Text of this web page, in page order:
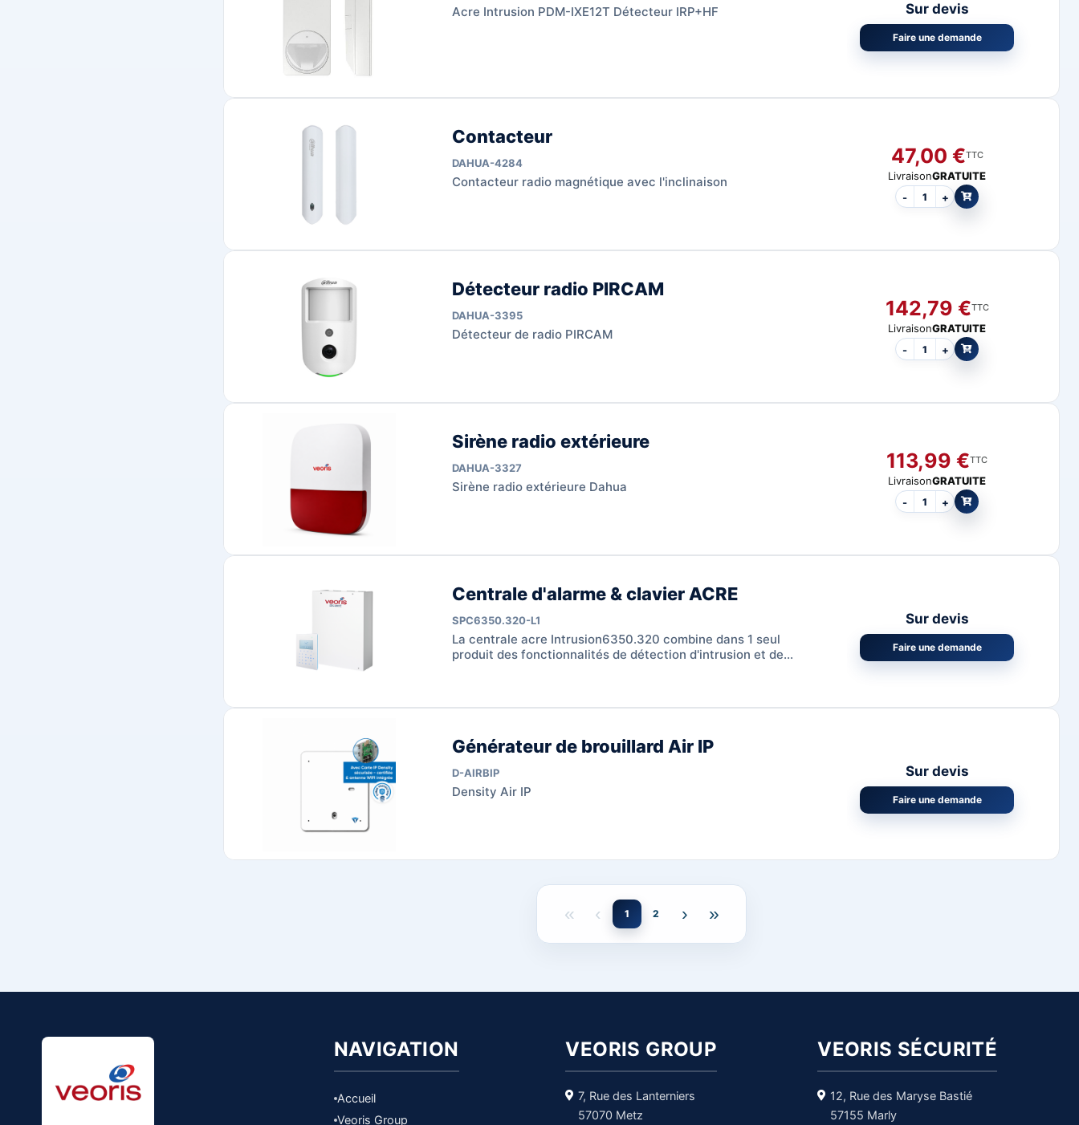
Acre Intrusion PDM-IXE12T Détecteur IRP+HF Sur devis
Faire une demande
Contacteur
DAHUA-4284
Contacteur radio magnétique avec l'inclinaison
47,00 €TTC
LivraisonGRATUITE
-
+
Détecteur radio PIRCAM
DAHUA-3395
Détecteur de radio PIRCAM
142,79 €TTC
LivraisonGRATUITE
-
+
Sirène radio extérieure
DAHUA-3327
Sirène radio extérieure Dahua
113,99 €TTC
LivraisonGRATUITE
-
+
Centrale d'alarme & clavier ACRE
SPC6350.320-L1
La centrale acre Intrusion6350.320 combine dans 1 seul
produit des fonctionnalités de détection d'intrusion et de
Sur devis
Faire une demande
Générateur de brouillard Air IP
D-AIRBIP
Density Air IP
Sur devis
Faire une demande
« ‹ 1 2 › »
NAVIGATION
Accueil
Veoris Group
VEORIS GROUP
7, Rue des Lanterniers
57070 Metz
VEORIS SÉCURITÉ
12, Rue des Maryse Bastié
57155 Marly